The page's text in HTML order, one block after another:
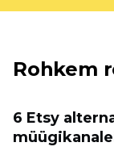
Rohkem
6 Etsy